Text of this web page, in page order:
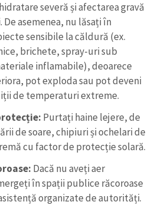
Despre ZdG
на русском
severă și afectarea gravă
asemenea, nu lăsați în
sensibile la căldură (ex.
brichete, spray-uri sub
inflamabile), deoarece
pot exploda sau pot deveni
de temperaturi extreme.
Purtați haine lejere, de
de soare, chipiuri și ochelari de
cu factor de protecție solară.
Dacă nu aveți aer
în spații publice răcoroase
organizate de autorități.